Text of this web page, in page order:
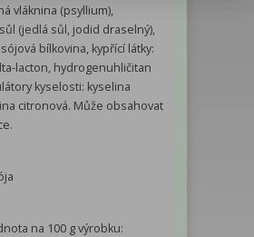
vláknina (psyllium),
(jedlá sůl, jodid draselný),
bílkovina, kypřící látky:
lacton, hydrogenuhličitan
kyselosti: kyselina
citronová. Může obsahovat
na 100 g výrobku: